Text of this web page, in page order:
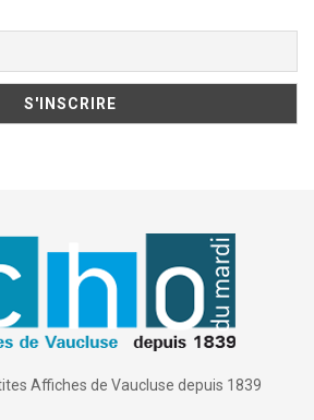
Affiches de Vaucluse depuis 1839